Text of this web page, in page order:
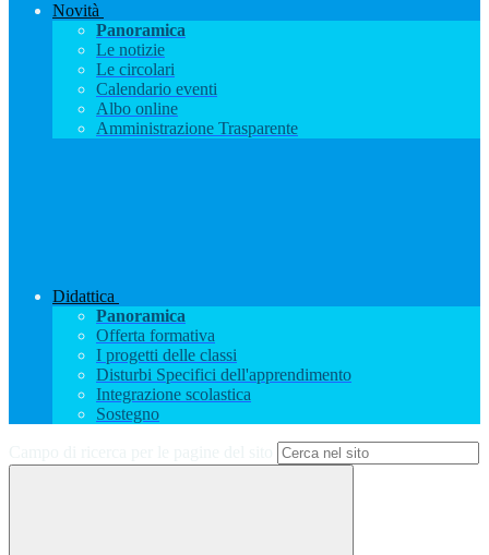
Novità
Panoramica
Le notizie
Le circolari
Calendario eventi
Albo online
Amministrazione Trasparente
Didattica
Panoramica
Offerta formativa
I progetti delle classi
Disturbi Specifici dell'apprendimento
Integrazione scolastica
Sostegno